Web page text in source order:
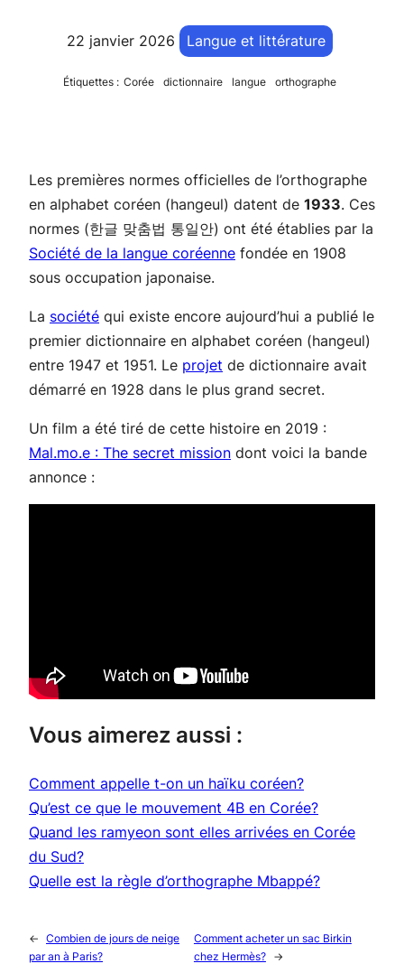
22 janvier 2026 Langue et littérature
Étiquettes : Corée dictionnaire langue orthographe
Les premières normes officielles de l’orthographe
en alphabet coréen (hangeul) datent de 1933. Ces
normes (한글 맞춤법 통일안) ont été établies par la
Société de la langue coréenne fondée en 1908
sous occupation japonaise.
La société qui existe encore aujourd’hui a publié le
premier dictionnaire en alphabet coréen (hangeul)
entre 1947 et 1951. Le projet de dictionnaire avait
démarré en 1928 dans le plus grand secret.
Un film a été tiré de cette histoire en 2019 :
Mal.mo.e : The secret mission dont voici la bande
annonce :
Vous aimerez aussi :
Comment appelle t-on un haïku coréen?
Qu’est ce que le mouvement 4B en Corée?
Quand les ramyeon sont elles arrivées en Corée
du Sud?
Quelle est la règle d’orthographe Mbappé?
← Combien de jours de neige
par an à Paris?
Comment acheter un sac Birkin
chez Hermès?
→